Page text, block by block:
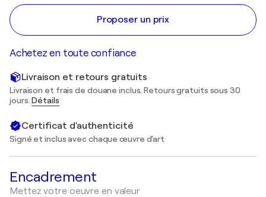
Proposer un prix
Achetez en toute confiance
Livraison et retours gratuits
Livraison et frais de douane inclus. Retours gratuits sous 30
jours.Détails
Certificat d'authenticité
Signé et inclus avec chaque œuvre d'art
Encadrement
Mettez votre oeuvre en valeur